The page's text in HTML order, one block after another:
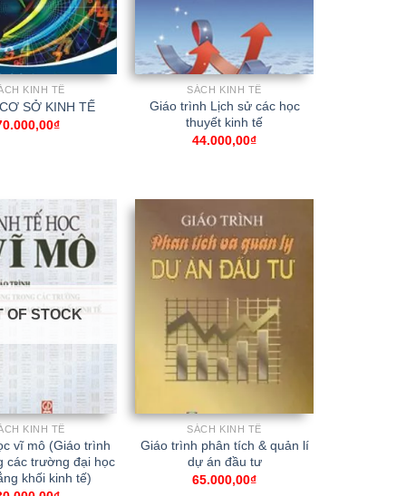
KINH TẾ
SỞ KINH TẾ
₫
SÁCH KINH TẾ
Giáo trình Lịch sử các học
thuyết kinh tế
44.000,00₫
OF STOCK
KINH TẾ
vĩ mô (Giáo trình
các trường đại học
khối kinh tế)
SÁCH KINH TẾ
Giáo trình phân tích & quản lí
dự án đầu tư
65.000,00₫